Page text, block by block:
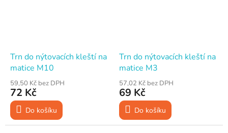
Trn do nýtovacích kleští na
matice M10
59,50 Kč bez DPH
72 Kč
Do košíku
Trn do nýtovacích kleští na
matice M3
57,02 Kč bez DPH
69 Kč
Do košíku